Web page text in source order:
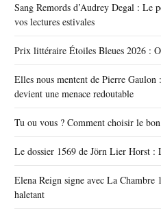
Sang Remords d’Audrey Degal : Le
vos lectures estivales
Prix littéraire Étoiles Bleues 2026 :
Elles nous mentent de Pierre
devient une menace redoutable
Tu ou vous ? Comment choisir le
Le dossier 1569 de Jörn Lier Horst :
Elena Reign signe avec La
haletant